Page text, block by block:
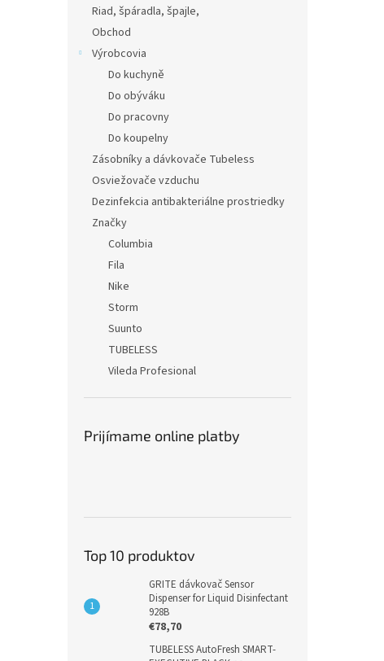
Riad, špáradla, špajle,
Obchod
Výrobcovia
Do kuchyně
Do obýváku
Do pracovny
Do koupelny
Zásobníky a dávkovače Tubeless
Osviežovače vzduchu
Dezinfekcia antibakteriálne prostriedky
Značky
Columbia
Fila
Nike
Storm
Suunto
TUBELESS
Vileda Profesional
Prijímame online platby
Top 10 produktov
GRITE dávkovač Sensor
Dispenser for Liquid Disinfectant
928B
€78,70
TUBELESS AutoFresh SMART-